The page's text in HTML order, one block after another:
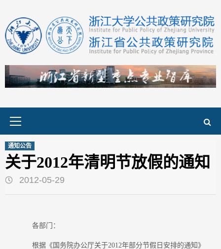
content
通知公告
关于2012年清明节放假的通知
2012-05-29
各部门：
根据《国务院办公厅关于2012年部分节假日安排的通知》